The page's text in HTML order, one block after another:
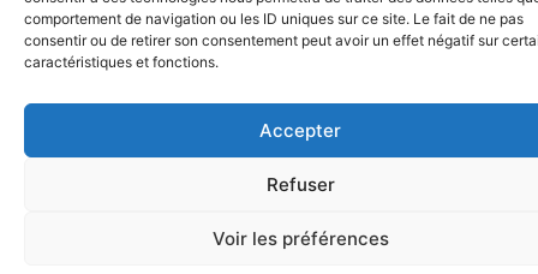
comportement de navigation ou les ID uniques sur ce site. Le fait de ne pas
consentir ou de retirer son consentement peut avoir un effet négatif sur
caractéristiques et fonctions.
Accepter
Refuser
Voir les préférences